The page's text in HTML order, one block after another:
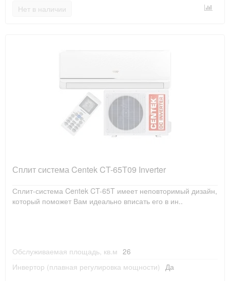
Нет в наличии
Сплит система Centek CT-65T09 Inverter
Сплит-система Centek CT-65T имеет неповторимый дизайн,
который поможет Вам идеально вписать его в ин..
Обслуживаемая площадь, кв.м 26
Инвертор (плавная регулировка мощности)
Да